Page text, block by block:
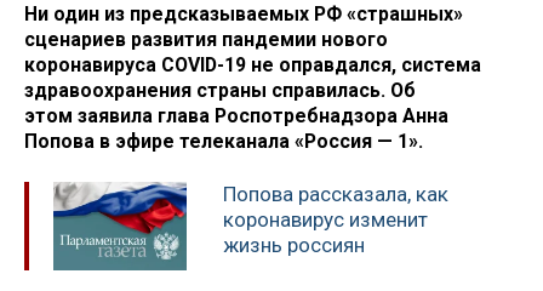
Ни один из предсказываемых РФ «страшных»
сценариев развития пандемии нового
коронавируса COVID-19 не оправдался, система
здравоохранения страны справилась. Об
этом заявила глава Роспотребнадзора Анна
Попова в эфире телеканала «Россия — 1».
Попова рассказала, как
коронавирус изменит
жизнь россиян